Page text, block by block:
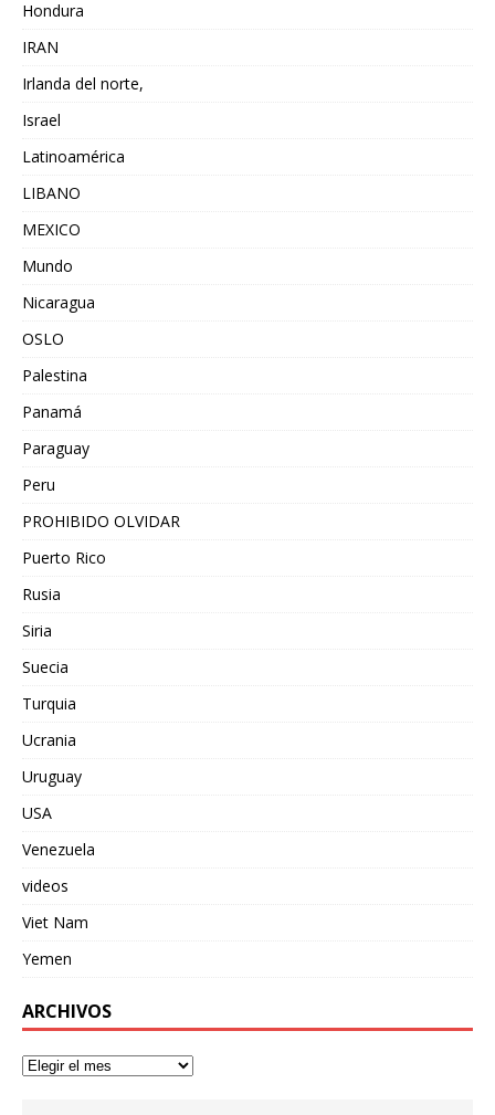
Hondura
IRAN
Irlanda del norte,
Israel
Latinoamérica
LIBANO
MEXICO
Mundo
Nicaragua
OSLO
Palestina
Panamá
Paraguay
Peru
PROHIBIDO OLVIDAR
Puerto Rico
Rusia
Siria
Suecia
Turquia
Ucrania
Uruguay
USA
Venezuela
videos
Viet Nam
Yemen
ARCHIVOS